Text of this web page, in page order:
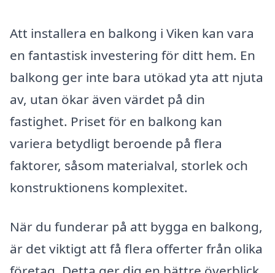
Att installera en balkong i Viken kan vara
en fantastisk investering för ditt hem. En
balkong ger inte bara utökad yta att njuta
av, utan ökar även värdet på din
fastighet. Priset för en balkong kan
variera betydligt beroende på flera
faktorer, såsom materialval, storlek och
konstruktionens komplexitet.
När du funderar på att bygga en balkong,
är det viktigt att få flera offerter från olika